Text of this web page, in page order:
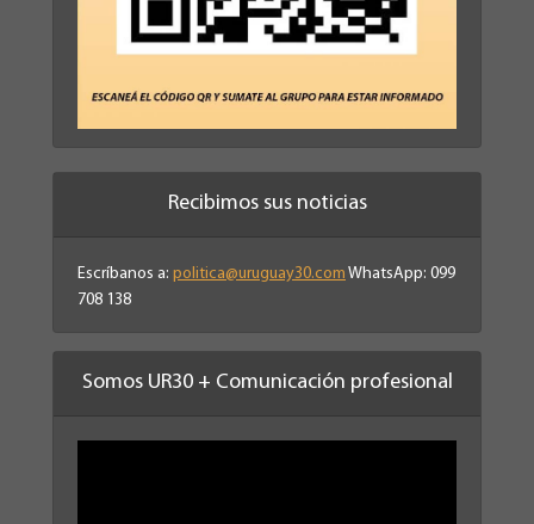
Recibimos sus noticias
Escríbanos a: politica@uruguay30.com WhatsApp: 099
708 138
Somos UR30 + Comunicación profesional